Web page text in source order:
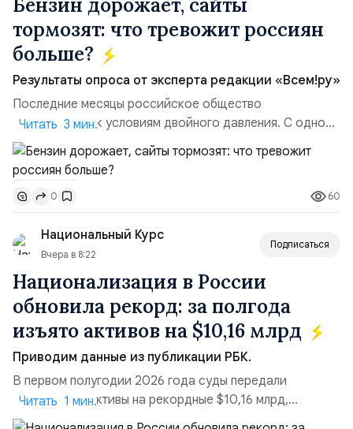
Бензин дорожает, сайты
тормозят: что тревожит россиян
больше?
Результаты опроса от эксперта редакции «Всем!ру»
Последние месяцы российское общество
адаптируется к условиям двойного давления. С одной
стороны, происходит рост цен на товары первой
необходимости, инфляция и локальные сбои в
поставках бензина. А с другой – технологическая
турбулентность: перебои в работе интернета,
блокировки сайтов, необходимость осваивать VPN и
российские платформы.Что из этого бье...
Читать 3 мин.
0 60
Национальный Курс
Вчера в 8:22
Подписаться
Национализация в России
обновила рекорд: за полгода
изъято активов на $10,16 млрд
Приводим данные из публикации РБК.
В первом полугодии 2026 года суды передали
государству активы на рекордные $10,16 млрд,
подсчитали аналитики AK&M. Это в 2,5 раза больше,
Читать 1 мин.